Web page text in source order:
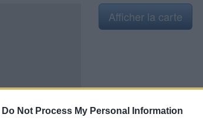
Do Not Process My Personal Information
Afficher la carte